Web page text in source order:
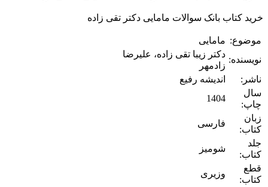
خرید کتاب بانک سوالات مامایی دکتر تقی زاده
موضوع: مامایی
نویسنده:
دکتر زیبا تقی زاده، علیرضا
زادمهر
ناشر:
اندیشه رفیع
سال
چاپ:
1404
زبان
کتاب:
فارسی
جلد
کتاب:
شومیز
قطع
کتاب:
وزیری